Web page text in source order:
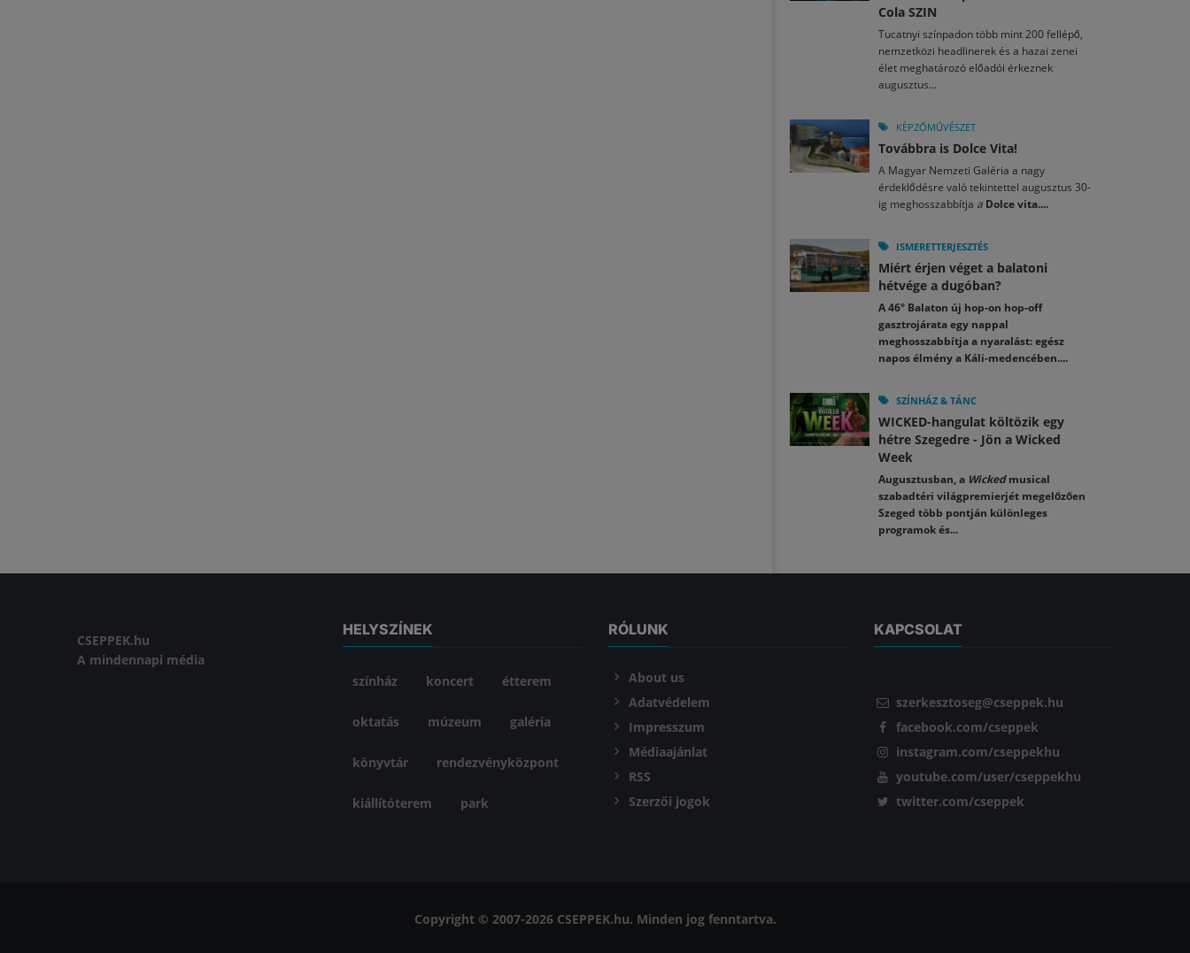
Cola SZIN
Tucatnyi színpadon több mint 200 fellépő,
nemzetközi headlinerek és a hazai zenei
élet meghatározó előadói érkeznek
augusztus...
KÉPZŐMŰVÉSZET
Továbbra is Dolce Vita!
A Magyar Nemzeti Galéria a nagy
érdeklődésre való tekintettel augusztus 30-
ig meghosszabbítja a Dolce vita....
ISMERETTERJESZTÉS
Miért érjen véget a balatoni
hétvége a dugóban?
A 46° Balaton új hop-on hop-off
gasztrojárata egy nappal
meghosszabbítja a nyaralást: egész
napos élmény a Káli-medencében....
SZÍNHÁZ & TÁNC
WICKED-hangulat költözik egy
hétre Szegedre - Jön a Wicked
Week
Augusztusban, a Wickedmusical
szabadtéri világpremierjét megelőzően
Szeged több pontján különleges
programok és...
CSEPPEK.hu
A mindennapi média
HELYSZÍNEK
színház koncert étterem
oktatás múzeum galéria
könyvtár rendezvényközpont
kiállítóterem park
RÓLUNK
About us
Adatvédelem
Impresszum
Médiaajánlat
RSS
Szerzői jogok
KAPCSOLAT
szerkesztoseg@cseppek.hu
facebook.com/cseppek
instagram.com/cseppekhu
youtube.com/user/cseppekhu
twitter.com/cseppek
Copyright © 2007-2026 CSEPPEK.hu. Minden jog fenntartva.